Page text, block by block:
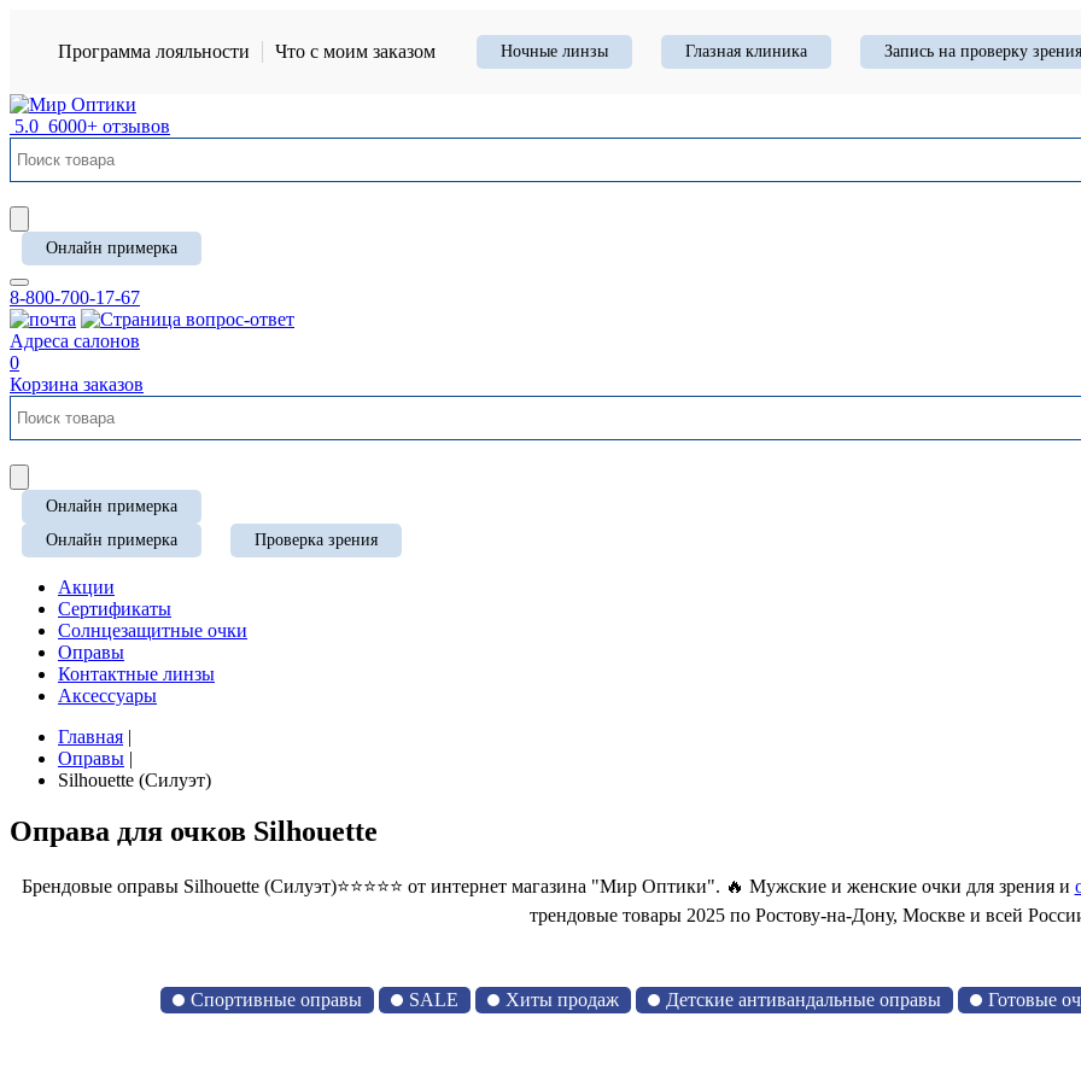
Программа лояльности Что с моим заказом Ночные линзы Глазная клиника Запись на проверку зрения
5.0 6000+ отзывов
Онлайн примерка
8-800-700-17-67
Адреса салонов
0
Корзина заказов
Онлайн примерка
Онлайн примерка
Проверка зрения
Акции
Сертификаты
Солнцезащитные очки
Оправы
Контактные линзы
Аксессуары
Главная |
Оправы |
Silhouette (Силуэт)
Оправа для очков Silhouette
Брендовые оправы Silhouette (Силуэт)⭐⭐⭐⭐⭐ от интернет магазина "Мир Оптики". 🔥 Мужские и женские очки для зрения и
трендовые товары 2025 по Ростову-на-Дону, Москве и всей
Спортивные оправы SALE Хиты продаж Детские антивандальные оправы Готовые